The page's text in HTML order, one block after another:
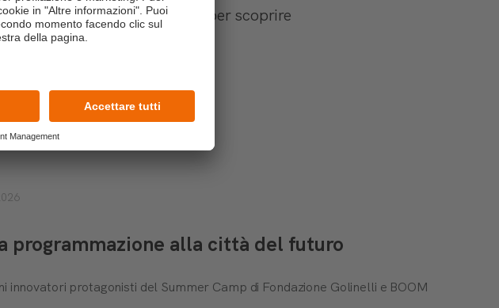
LinkedIn e Facebook per scoprire
programmazione alla città del futuro
innovatori protagonisti del Summer Camp di Fondazione Golinelli e BOOM